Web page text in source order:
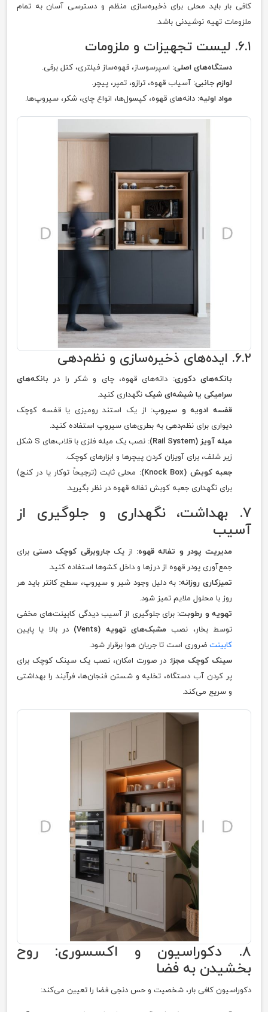
کافی بار باید محلی برای ذخیره‌سازی منظم و دسترسی آسان به تمام
ملزومات تهیه نوشیدنی باشد.
۶.۱. لیست تجهیزات و ملزومات
دستگاه‌های اصلی: اسپرسوساز، قهوه‌ساز فیلتری، کتل برقی.
لوازم جانبی: آسیاب قهوه، ترازو، تمپر، پیچر.
مواد اولیه: دانه‌های قهوه، کپسول‌ها، انواع چای، شکر، سیروپ‌ها.
۶.۲. ایده‌های ذخیره‌سازی و نظم‌دهی
بانکه‌های دکوری: دانه‌های قهوه، چای و شکر را در بانکه‌های
سرامیکی یا شیشه‌ای شیک نگهداری کنید.
قفسه ادویه و سیروپ: از یک استند رومیزی یا قفسه کوچک
دیواری برای نظم‌دهی به بطری‌های سیروپ استفاده کنید.
میله آویز (Rail System):
نصب یک میله فلزی با قلاب‌های S شکل
زیر شلف، برای آویزان کردن پیچرها و ابزارهای کوچک.
جعبه کوبش (Knock Box):
محلی ثابت (ترجیحاً توکار یا در کنج)
برای نگهداری جعبه کوبش تفاله قهوه در نظر بگیرید.
۷. بهداشت، نگهداری و جلوگیری از
آسیب
مدیریت پودر و تفاله قهوه: از یکجاروبرقی کوچک دستیبرای
جمع‌آوری پودر قهوه از درزها و داخل کشوها استفاده کنید.
تمیزکاری روزانه: به دلیل وجود شیر و سیروپ، سطح کانتر باید هر
روز با محلول ملایم تمیز شود.
تهویه و رطوبت: برای جلوگیری از آسیب دیدگی کابینت‌های مخفی
توسط بخار، نصب مشبک‌های تهویه (Vents)
در بالا یا پایین
کابینت ضروری است تا جریان هوا برقرار شود.
سینک کوچک مجزا: در صورت امکان، نصب یک سینک کوچک برای
پر کردن آب دستگاه، تخلیه و شستن فنجان‌ها، فرآیند را بهداشتی
و سریع می‌کند.
۸. دکوراسیون و اکسسوری: روح
بخشیدن به فضا
دکوراسیون کافی بار، شخصیت و حس دنجی فضا را تعیین می‌کند: